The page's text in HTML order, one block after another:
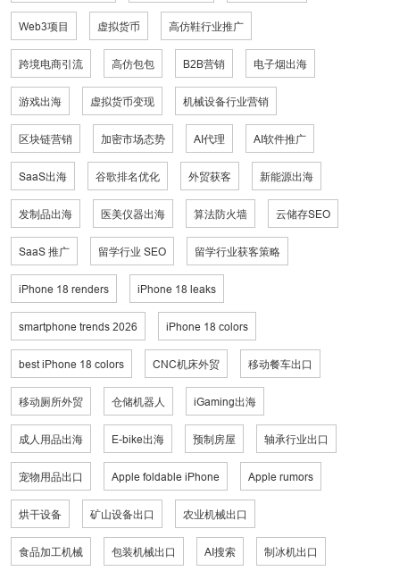
Web3项目 虚拟货币 高仿鞋行业推广
跨境电商引流 高仿包包 B2B营销 电子烟出海
游戏出海 虚拟货币变现 机械设备行业营销
区块链营销 加密市场态势 AI代理 AI软件推广
SaaS出海 谷歌排名优化 外贸获客 新能源出海
发制品出海 医美仪器出海 算法防火墙 云储存SEO
SaaS 推广 留学行业 SEO 留学行业获客策略
iPhone 18 renders iPhone 18 leaks
smartphone trends 2026 iPhone 18 colors
best iPhone 18 colors CNC机床外贸 移动餐车出口
移动厕所外贸 仓储机器人 iGaming出海
成人用品出海 E-bike出海 预制房屋 轴承行业出口
宠物用品出口 Apple foldable iPhone Apple rumors
烘干设备 矿山设备出口 农业机械出口
食品加工机械 包装机械出口 AI搜索 制冰机出口